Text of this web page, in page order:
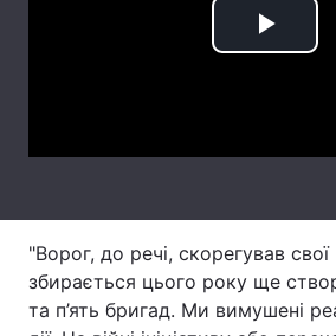
Тема оформлення
Play
"Ворог, до речі, скорегував
збирається цього року ще
та п’ять бригад. Ми вимушені